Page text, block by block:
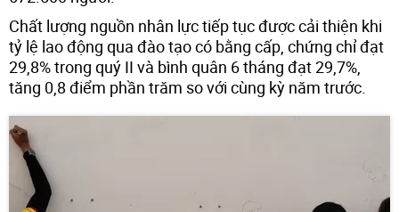
Chất lượng nguồn nhân lực tiếp tục được cải thiện khi
tỷ lệ lao động qua đào tạo có bằng cấp, chứng chỉ đạt
29,8% trong quý II và bình quân 6 tháng đạt 29,7%,
tăng 0,8 điểm phần trăm so với cùng kỳ năm trước.